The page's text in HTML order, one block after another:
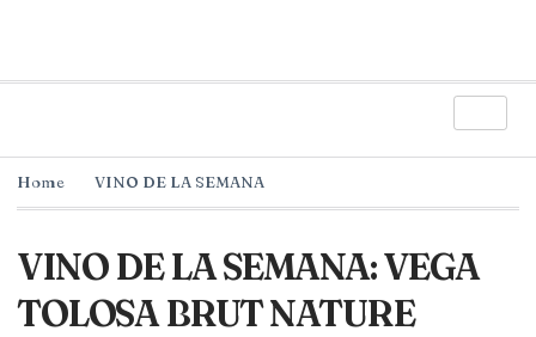
Home VINO DE LA SEMANA
VINO DE LA SEMANA: VEGA
TOLOSA BRUT NATURE